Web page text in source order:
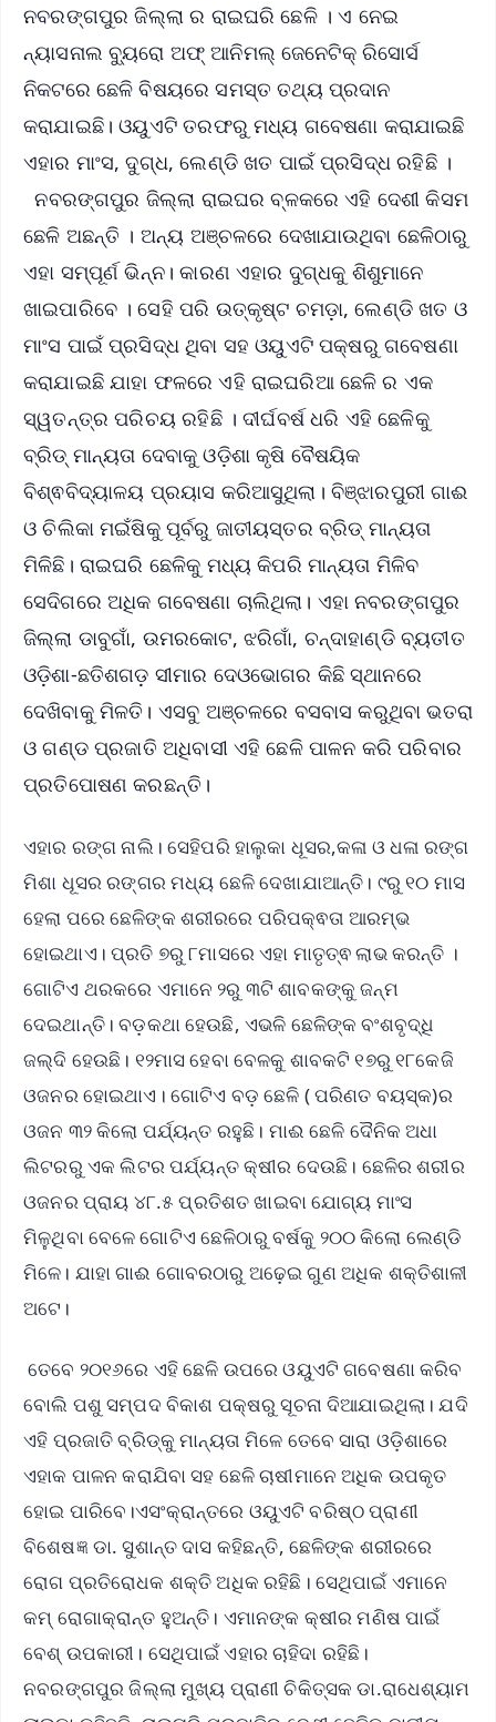
ନବରଙ୍ଗପୁର ଜିଲ୍ଲା ର ରାଇଘରି ଛେଳି । ଏ ନେଇ
ନ୍ୟାସନାଲ ବ୍ୟୁରୋ ଅଫ୍ ଆନିମଲ୍ ଜେନେଟିକ୍ ରିସୋର୍ସ
ନିକଟରେ ଛେଳି ବିଷୟରେ ସମସ୍ତ ତଥ୍ୟ ପ୍ରଦାନ
କରାଯାଇଛି। ଓୟୁଏଟି ତରଫରୁ ମଧ୍ୟ ଗବେଷଣା କରାଯାଇଛି
ଏହାର ମାଂସ, ଦୁଗ୍ଧ, ଲେଣ୍ଡି ଖତ ପାଇଁ ପ୍ରସିଦ୍ଧ ରହିଛି ।
ନବରଙ୍ଗପୁର ଜିଲ୍ଲା ରାଇଘର ବ୍ଳକରେ ଏହି ଦେଶୀ କିସମ
ଛେଳି ଅଛନ୍ତି । ଅନ୍ୟ ଅଞ୍ଚଳରେ ଦେଖାଯାଉଥିବା ଛେଳିଠାରୁ
ଏହା ସମ୍ପୂର୍ଣ ଭିନ୍ନ। କାରଣ ଏହାର ଦୁଗ୍ଧକୁ ଶିଶୁମାନେ
ଖାଇପାରିବେ । ସେହି ପରି ଉତ୍କୃଷ୍ଟ ଚମଡ଼ା, ଲେଣ୍ଡି ଖତ ଓ
ମାଂସ ପାଇଁ ପ୍ରସିଦ୍ଧ ଥିବା ସହ ଓୟୁଏଟି ପକ୍ଷରୁ ଗବେଷଣା
କରାଯାଇଛି ଯାହା ଫଳରେ ଏହି ରାଇଘରିଆ ଛେଳି ର ଏକ
ସ୍ୱତନ୍ତ୍ର ପରିଚୟ ରହିଛି । ଦୀର୍ଘବର୍ଷ ଧରି ଏହି ଛେଳିକୁ
ବ୍ରିଡ୍ ମାନ୍ୟତା ଦେବାକୁ ଓଡ଼ିଶା କୃଷି ବୈଷୟିକ
ବିଶ୍ଵବିଦ୍ୟାଳୟ ପ୍ରୟାସ କରିଆସୁଥିଲା। ବିଞ୍ଝାରପୁରୀ ଗାଈ
ଓ ଚିଲିକା ମଇଁଷିକୁ ପୂର୍ବରୁ ଜାତୀୟସ୍ତର ବ୍ରିଡ୍ ମାନ୍ୟତା
ମିଳିଛି। ରାଇଘରି ଛେଳିକୁ ମଧ୍ୟ କିପରି ମାନ୍ୟତା ମିଳିବ
ସେଦିଗରେ ଅଧିକ ଗବେଷଣା ଚାଲିଥିଲା। ଏହା ନବରଙ୍ଗପୁର
ଜିଲ୍ଲା ଡାବୁଗାଁ, ଉମରକୋଟ, ଝରିଗାଁ, ଚନ୍ଦାହାଣ୍ଡି ବ୍ୟତୀତ
ଓଡ଼ିଶା-ଛତିଶଗଡ଼ ସୀମାର ଦେଓଭୋଗର କିଛି ସ୍ଥାନରେ
ଦେଖିବାକୁ ମିଳତି। ଏସବୁ ଅଞ୍ଚଳରେ ବସବାସ କରୁଥିବା ଭତରା
ଓ ଗଣ୍ଡ ପ୍ରଜାତି ଅଧିବାସୀ ଏହି ଛେଳି ପାଳନ କରି ପରିବାର
ପ୍ରତିପୋଷଣ କରଛନ୍ତି।
ଏହାର ରଙ୍ଗ ନାଲି। ସେହିପରି ହାଲୁକା ଧୂସର,କଳା ଓ ଧଳା ରଙ୍ଗ
ମିଶା ଧୂସର ରଙ୍ଗର ମଧ୍ୟ ଛେଳି ଦେଖାଯାଆନ୍ତି। ୯ରୁ ୧୦ ମାସ
ହେଲା ପରେ ଛେଳିଙ୍କ ଶରୀରରେ ପରିପକ୍ଵତା ଆରମ୍ଭ
ହୋଇଥାଏ। ପ୍ରତି ୭ରୁ ୮ମାସରେ ଏହା ମାତୃତ୍ଵ ଲାଭ କରନ୍ତି ।
ଗୋଟିଏ ଥରକରେ ଏମାନେ ୨ରୁ ୩ଟି ଶାବକଙ୍କୁ ଜନ୍ମ
ଦେଇଥାନ୍ତି। ବଡ଼କଥା ହେଉଛି, ଏଭଳି ଛେଳିଙ୍କ ବଂଶବୃଦ୍ଧି
ଜଲ୍‌ଦି ହେଉଛି। ୧୨ମାସ ହେବା ବେଳକୁ ଶାବକଟି ୧୭ରୁ ୧୮କେଜି
ଓଜନର ହୋଇଥାଏ। ଗୋଟିଏ ବଡ଼ ଛେଳି ( ପରିଣତ ବୟସ୍କ)ର
ଓଜନ ୩୨ କିଲୋ ପର୍ଯ୍ୟନ୍ତ ରହୁଛି। ମାଈ ଛେଳି ଦୈନିକ ଅଧା
ଲିଟରରୁ ଏକ ଲିଟର ପର୍ଯ୍ୟନ୍ତ କ୍ଷୀର ଦେଉଛି। ଛେଳିର ଶରୀର
ଓଜନର ପ୍ରାୟ ୪୮.୫ ପ୍ରତିଶତ ଖାଇବା ଯୋଗ୍ୟ ମାଂସ
ମିଳୁଥିବା ବେଳେ ଗୋଟିଏ ଛେଳିଠାରୁ ବର୍ଷକୁ ୨୦୦ କିଲୋ ଲେଣ୍ଡି
ମିଳେ। ଯାହା ଗାଈ ଗୋବରଠାରୁ ଅଢ଼େଇ ଗୁଣ ଅଧିକ ଶକ୍ତିଶାଳୀ
ଅଟେ।
ତେବେ ୨୦୧୬ରେ ଏହି ଛେଳି ଉପରେ ଓୟୁଏଟି ଗବେଷଣା କରିବ
ବୋଲି ପଶୁ ସମ୍ପଦ ବିକାଶ ପକ୍ଷରୁ ସୂଚନା ଦିଆଯାଇଥିଲା। ଯଦି
ଏହି ପ୍ରଜାତି ବ୍ରିଡ୍‌କୁ ମାନ୍ୟତା ମିଳେ ତେବେ ସାରା ଓଡ଼ିଶାରେ
ଏହାକ ପାଳନ କରାଯିବା ସହ ଛେଳି ଚାଷୀମାନେ ଅଧିକ ଉପକୃତ
ହୋଇ ପାରିବେ।ଏସଂକ୍ରାନ୍ତରେ ଓୟୁଏଟି ବରିଷ୍ଠ ପ୍ରାଣୀ
ବିଶେଷଜ୍ଞ ଡା. ସୁଶାନ୍ତ ଦାସ କହିଛନ୍ତି, ଛେଳିଙ୍କ ଶରୀରରେ
ରୋଗ ପ୍ରତିରୋଧକ ଶକ୍ତି ଅଧିକ ରହିଛି। ସେଥିପାଇଁ ଏମାନେ
କମ୍ ରୋଗାକ୍ରାନ୍ତ ହୁଅନ୍ତି। ଏମାନଙ୍କ କ୍ଷୀର ମଣିଷ ପାଇଁ
ବେଶ୍ ଉପକାରୀ। ସେଥିପାଇଁ ଏହାର ଚାହିଦା ରହିଛି।
ନବରଙ୍ଗପୁର ଜିଲ୍ଲା ମୁଖ୍ୟ ପ୍ରାଣୀ ଚିକିତ୍ସକ ଡା.ରାଧେଶ୍ୟାମ